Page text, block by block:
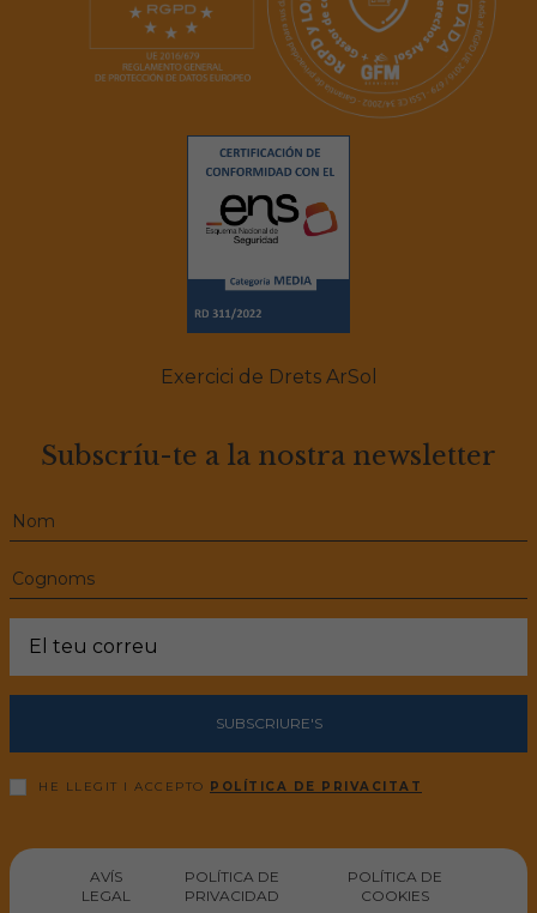
Exercici de Drets ArSol
Subscríu-te a la nostra newsletter
SUBSCRIURE'S
HE LLEGIT I ACCEPTO POLÍTICA DE PRIVACITAT
AVÍS
LEGAL
POLÍTICA DE
PRIVACIDAD
POLÍTICA DE
COOKIES